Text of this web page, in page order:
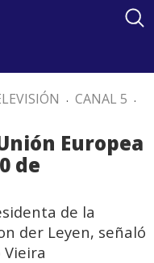
. CANAL 5 .
Europea
de
de la
der Leyen, señaló